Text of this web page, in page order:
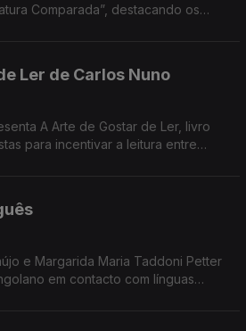
Comparada”, destacando os
Ler de Carlos Nuno
A Arte de Gostar de Ler, livro
para incentivar a leitura entre
e Margarida Maria Taddoni Petter
em contacto com línguas